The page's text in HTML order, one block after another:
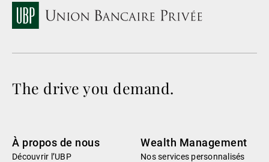
The drive you demand.
À propos de nous
Découvrir l’UBP
Wealth Management
Nos services personnalisés